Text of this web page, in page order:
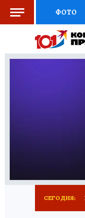
ФОТО
ВЫБОР
СЕГОДНЯ: